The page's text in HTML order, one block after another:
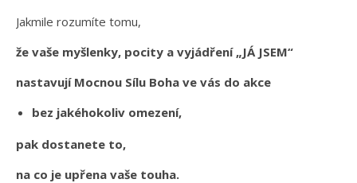
Jakmile rozumíte tomu,
že vaše myšlenky, pocity a vyjádření „JÁ JSEM“
nastavují Mocnou Sílu Boha ve vás do akce
bez jakéhokoliv omezení,
pak dostanete to,
na co je upřena vaše touha.